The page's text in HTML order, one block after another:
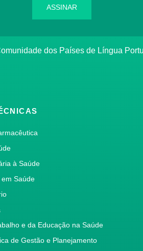
ASSINAR
dos Países de Língua
à Saúde
Saúde
e da Educação na Saúde
de Gestão e Planejamento